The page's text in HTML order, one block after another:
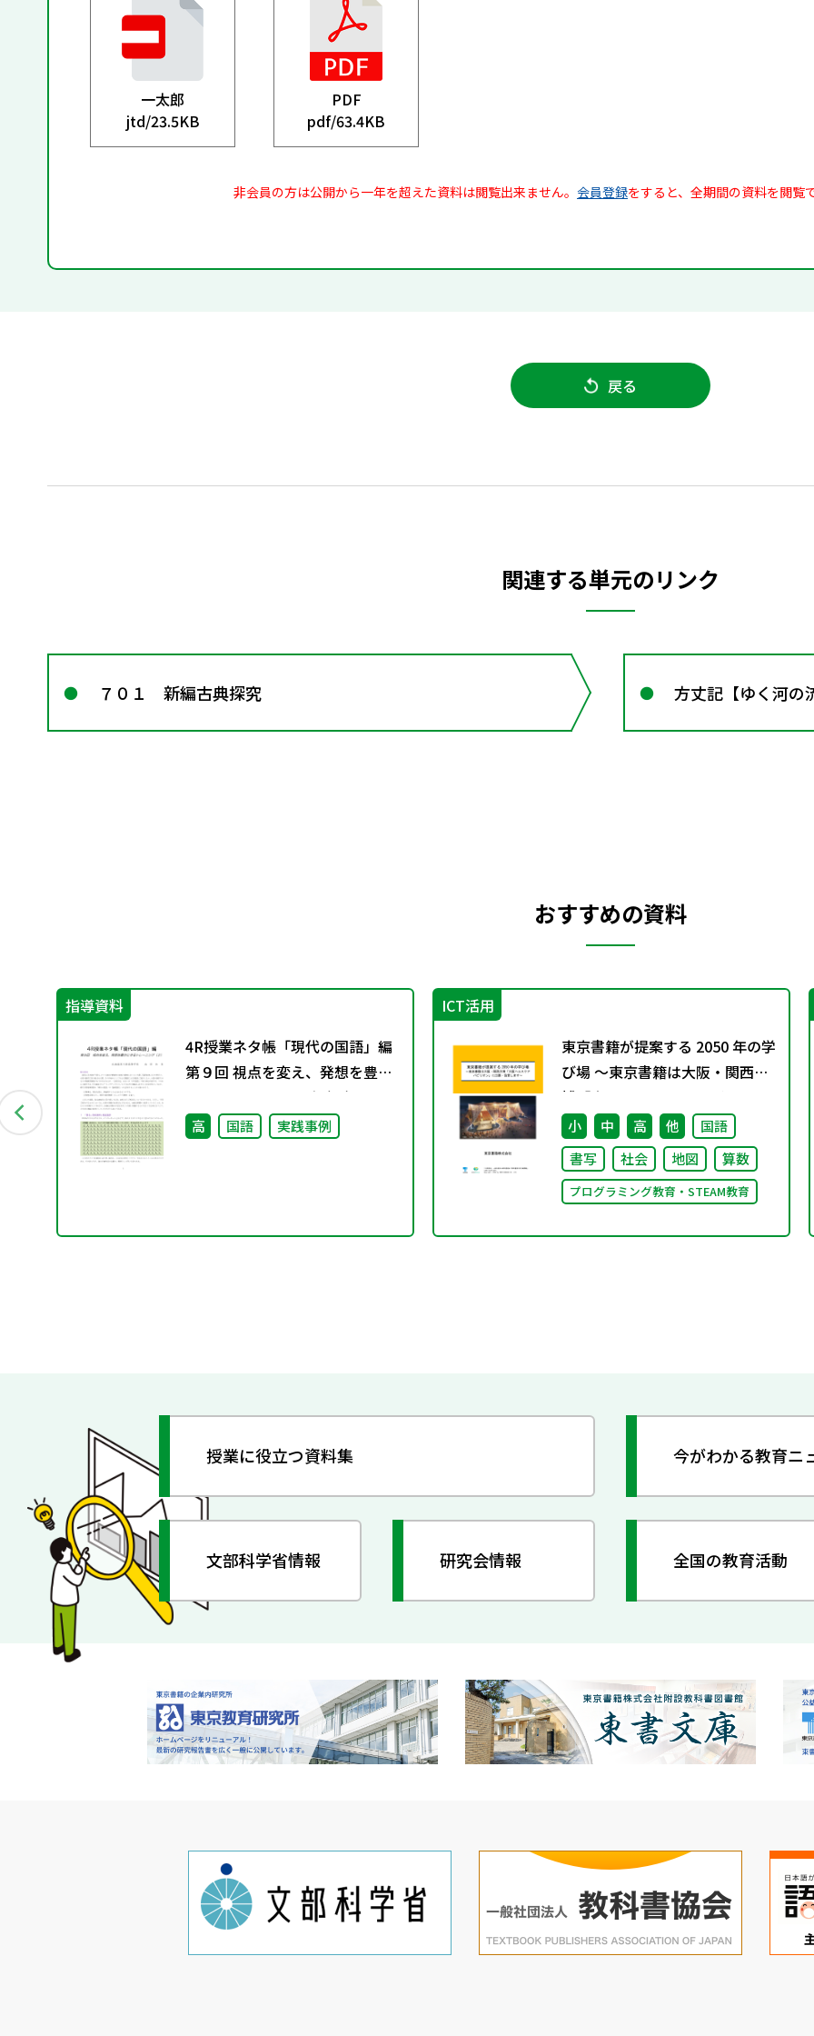
一太郎
jtd/23.5KB
PDF
pdf/63.4KB
非会員の方は公開から一年を超えた資料は閲覧出来ません。 会員登録をすると、全期間の資料を閲覧
戻る
関連する単元のリンク
７０１ 新編古典探究 方丈記【ゆく河の
おすすめの資料
指導資料
4R授業ネタ帳「現代の国語」編
第９回 視点を変え、発想を豊か
にするトレーニング（２）
高 国語 実践事例
ICT活用
東京書籍が提案する 2050 年の学
び場 ～東京書籍は大阪・関西万
博「大阪ヘルスケア パビリオ
ン」に出展・協賛します～
小 中 高 他
国語
書写
社会 地図 算数
プログラミング教育・STEAM教育
授業に役立つ資料集 今がわかる教育ニ
文部科学省情報 研究会情報 全国の教育活動